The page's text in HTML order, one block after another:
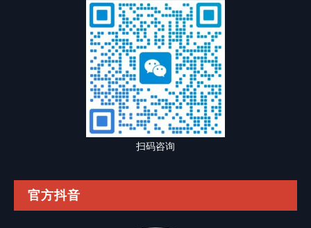
扫码咨询
官方抖音